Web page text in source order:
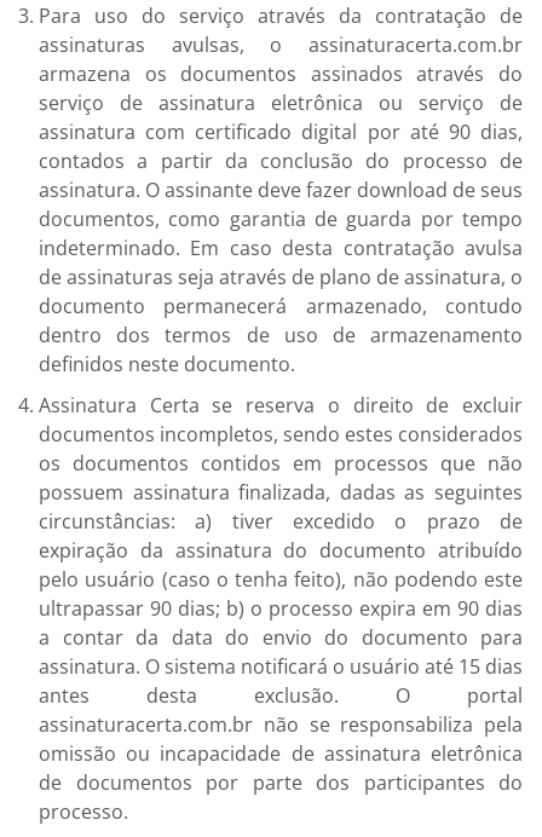
Para uso do serviço através da contratação de
assinaturas avulsas, o assinaturacerta.com.br
armazena os documentos assinados através do
serviço de assinatura eletrônica ou serviço de
assinatura com certificado digital por até 90 dias,
contados a partir da conclusão do processo de
assinatura. O assinante deve fazer download de seus
documentos, como garantia de guarda por tempo
indeterminado. Em caso desta contratação avulsa
de assinaturas seja através de plano de assinatura, o
documento permanecerá armazenado, contudo
dentro dos termos de uso de armazenamento
definidos neste documento.
Assinatura Certa se reserva o direito de excluir
documentos incompletos, sendo estes considerados
os documentos contidos em processos que não
possuem assinatura finalizada, dadas as seguintes
circunstâncias: a) tiver excedido o prazo de
expiração da assinatura do documento atribuído
pelo usuário (caso o tenha feito), não podendo este
ultrapassar 90 dias; b) o processo expira em 90 dias
a contar da data do envio do documento para
assinatura. O sistema notificará o usuário até 15 dias
antes desta exclusão. O portal
assinaturacerta.com.br não se responsabiliza pela
omissão ou incapacidade de assinatura eletrônica
de documentos por parte dos participantes do
processo.